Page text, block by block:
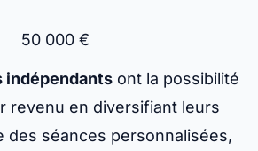
50 000 €
ont la possibilité
revenu en diversifiant leurs
des séances personnalisées,